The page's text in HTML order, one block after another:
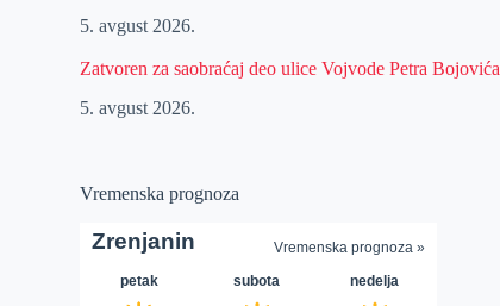
5. avgust 2026.
Zatvoren za saobraćaj deo ulice Vojvode Petra Bojovića
5. avgust 2026.
Vremenska prognoza